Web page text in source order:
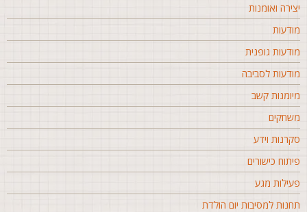
ואומנות
גופנית
לסביבה
קשב
וידע
כישורים
מגע
למסיבות יום הולדת